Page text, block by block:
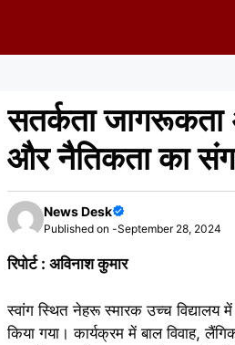
सतर्कता
और नैतिकता का
News Desk
Published on -September 28, 2024
रिपोर्ट : अविनाश कुमार
स्वांग स्थित नेहरू स्मारक उच्च
किया गया। कार्यक्रम में बाल विवाह,